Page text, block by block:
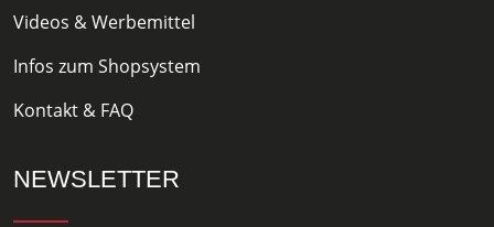
Videos & Werbemittel
Infos zum Shopsystem
Kontakt & FAQ
NEWSLETTER